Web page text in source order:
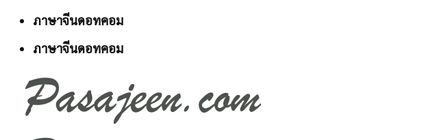
Skip
content
ภาษาจีนดอทคอม
ภาษาจีนดอทคอม